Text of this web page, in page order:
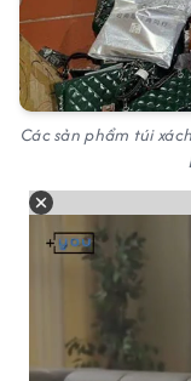
Các sản phẩm túi